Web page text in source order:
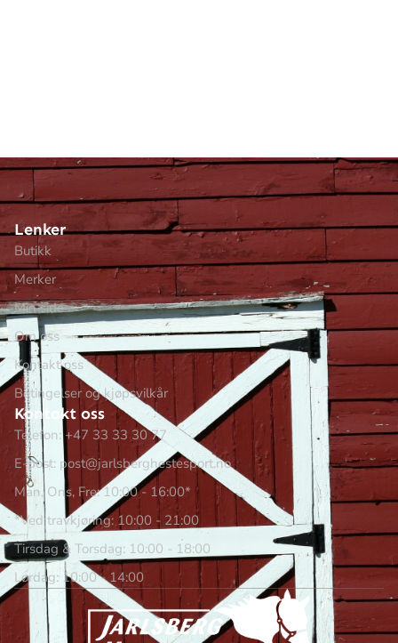
Lenker
Butikk
Merker
Min side
Om oss
Kontakt oss
Betingelser og kjøpsvilkår
Kontakt oss
Telefon: +47 33 33 30 77
E-post: post@jarlsberghestesport.no
Man, Ons, Fre: 10:00 - 16:00*
*Ved travkjøring: 10:00 - 21:00
Tirsdag & Torsdag: 10:00 - 18:00
Lørdag: 10:00 - 14:00